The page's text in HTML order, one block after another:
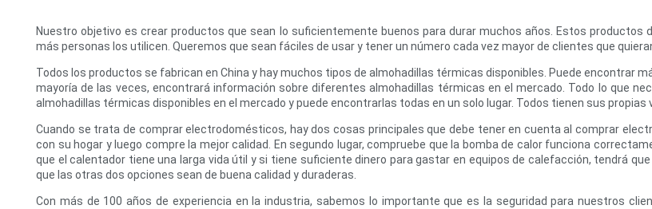
Nuestro objetivo es crear productos que sean lo suficientemente buenos para durar muchos años. Estos productos
más personas los utilicen. Queremos que sean fáciles de usar y tener un número cada vez mayor de clientes que
Todos los productos se fabrican en China y hay muchos tipos de almohadillas térmicas disponibles. Puede encontrar
mayoría de las veces, encontrará información sobre diferentes almohadillas térmicas en el mercado. Todo lo que
almohadillas térmicas disponibles en el mercado y puede encontrarlas todas en un solo lugar. Todos tienen sus
Cuando se trata de comprar electrodomésticos, hay dos cosas principales que debe tener en cuenta al comprar
con su hogar y luego compre la mejor calidad. En segundo lugar, compruebe que la bomba de calor funciona
que el calentador tiene una larga vida útil y si tiene suficiente dinero para gastar en equipos de calefacción, tendrá
que las otras dos opciones sean de buena calidad y duraderas.
Con más de 100 años de experiencia en la industria, sabemos lo importante que es la seguridad para nuestros